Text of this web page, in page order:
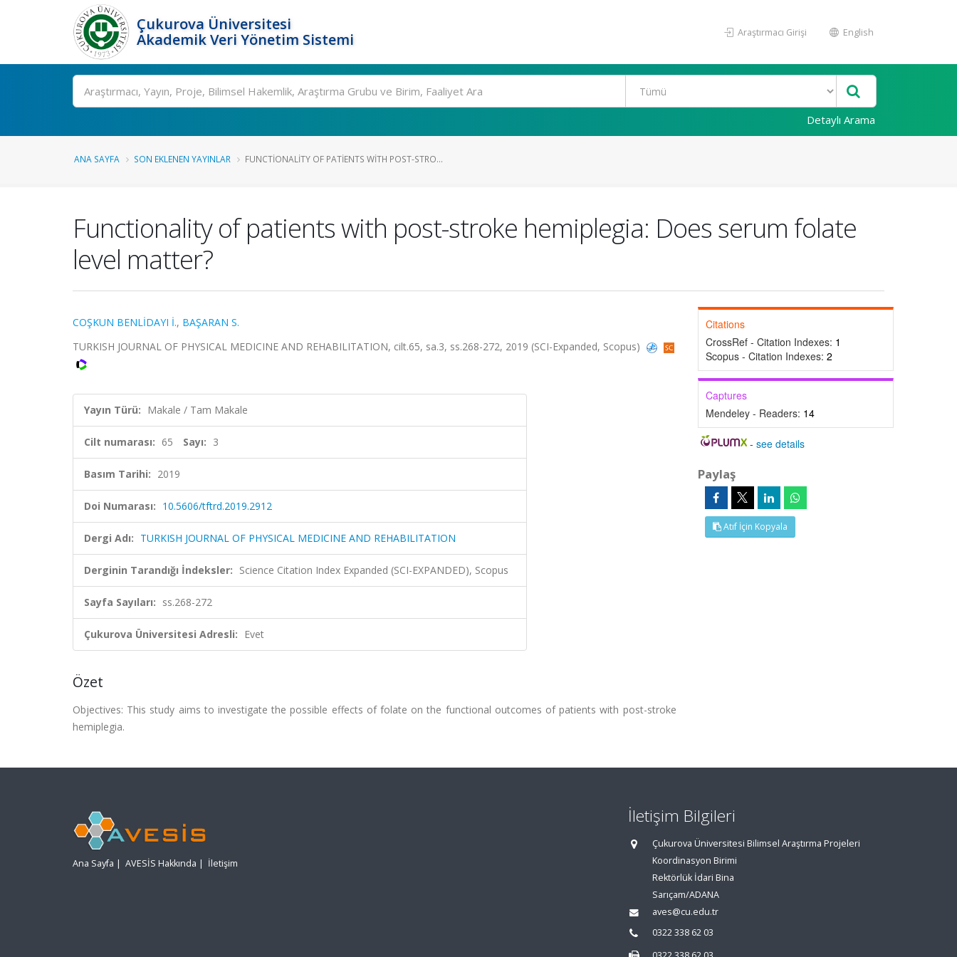
Çukurova Üniversitesi
Akademik Veri Yönetim Sistemi
Araştırmacı Girişi English
Ara
Detaylı Arama
ANA SAYFA SON EKLENEN YAYINLAR FUNCTIONALITY OF PATIENTS WITH POST-STRO...
Functionality of patients with post-stroke hemiplegia: Does serum folate
level matter?
COŞKUN BENLİDAYI İ., BAŞARAN S.
TURKISH JOURNAL OF PHYSICAL MEDICINE AND REHABILITATION, cilt.65, sa.3, ss.268-272, 2019 (SCI-Expanded, Scopus)
Yayın Türü: Makale / Tam Makale
Cilt numarası: 65 Sayı: 3
Basım Tarihi: 2019
Doi Numarası: 10.5606/tftrd.2019.2912
Dergi Adı: TURKISH JOURNAL OF PHYSICAL MEDICINE AND REHABILITATION
Derginin Tarandığı İndeksler: Science Citation Index Expanded (SCI-EXPANDED), Scopus
Sayfa Sayıları: ss.268-272
Çukurova Üniversitesi Adresli: Evet
Özet
Objectives: This study aims to investigate the possible effects of folate on the functional outcomes of patients with post-stroke
hemiplegia.
Citations
CrossRef - Citation Indexes: 1
Scopus - Citation Indexes: 2
Captures
Mendeley - Readers: 14
-see details
Paylaş
Atıf İçin Kopyala
Ana Sayfa | AVESİS Hakkında | İletişim
İletişim Bilgileri
Çukurova Üniversitesi Bilimsel Araştırma Projeleri
Koordinasyon Birimi
Rektörlük İdari Bina
Sarıçam/ADANA
aves@cu.edu.tr
0322 338 62 03